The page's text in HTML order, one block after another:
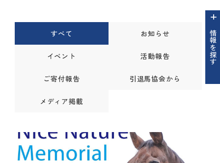
情報を探す
すべて お知らせ
イベント 活動報告
ご寄付報告 引退馬協会から
メディア掲載